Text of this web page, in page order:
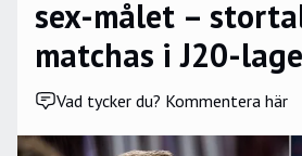
sex-målet –
matchas i J20-
Vad tycker du? Kommentera här